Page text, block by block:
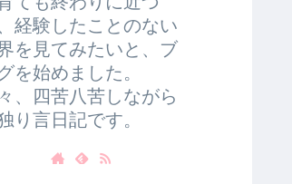
経験したことのない
を見てみたいと、ブ
を始めました。
、四苦八苦しながら
り言日記です。